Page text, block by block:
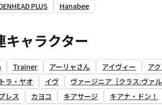
PLUS
Hanabee
キャラクター
Trainer アーリャさん アイヴィー ア
ラ・ヤオ
イヴ ヴァージニア［クラス:ヴァル
レス
カヨコ キアサージ キアナ・ドン！